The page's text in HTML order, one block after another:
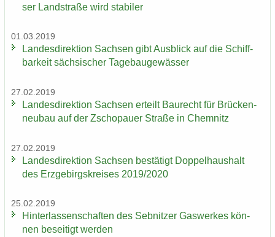
ser Land­stra­ße wird sta­bi­ler
01.03.2019
Lan­des­di­rek­ti­on Sach­sen gibt Aus­blick auf die Schiff­
bar­keit säch­si­scher Ta­ge­bau­ge­wäs­ser
27.02.2019
Lan­des­di­rek­ti­on Sach­sen er­teilt Bau­recht für Brü­cken­
neu­bau auf der Zscho­pau­er Stra­ße in Chem­nitz
27.02.2019
Lan­des­di­rek­ti­on Sach­sen be­stä­tigt Dop­pel­haus­halt
des Erz­ge­birgs­krei­ses 2019/2020
25.02.2019
Hin­ter­las­sen­schaf­ten des Seb­nit­zer Gas­wer­kes kön­
nen be­sei­tigt wer­den